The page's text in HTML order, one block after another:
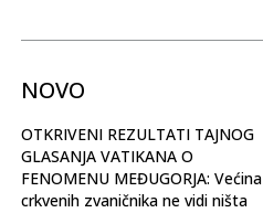
NOVO
OTKRIVENI REZULTATI TAJNOG
GLASANJA VATIKANA O
FENOMENU MEĐUGORJA: Većina
crkvenih zvaničnika ne vidi ništa